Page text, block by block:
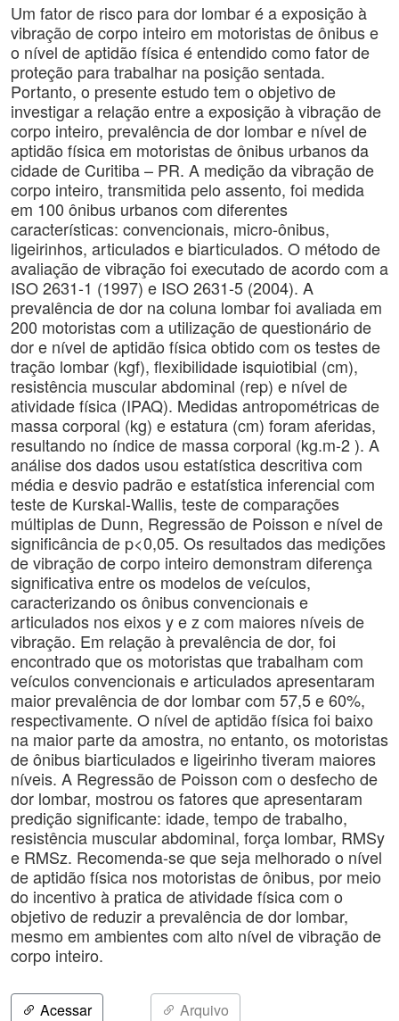
Um fator de risco para dor lombar é a exposição à
vibração de corpo inteiro em motoristas de ônibus e
o nível de aptidão física é entendido como fator de
proteção para trabalhar na posição sentada.
Portanto, o presente estudo tem o objetivo de
investigar a relação entre a exposição à vibração de
corpo inteiro, prevalência de dor lombar e nível de
aptidão física em motoristas de ônibus urbanos da
cidade de Curitiba – PR. A medição da vibração de
corpo inteiro, transmitida pelo assento, foi medida
em 100 ônibus urbanos com diferentes
características: convencionais, micro-ônibus,
ligeirinhos, articulados e biarticulados. O método de
avaliação de vibração foi executado de acordo com a
ISO 2631-1 (1997) e ISO 2631-5 (2004). A
prevalência de dor na coluna lombar foi avaliada em
200 motoristas com a utilização de questionário de
dor e nível de aptidão física obtido com os testes de
tração lombar (kgf), flexibilidade isquiotibial (cm),
resistência muscular abdominal (rep) e nível de
atividade física (IPAQ). Medidas antropométricas de
massa corporal (kg) e estatura (cm) foram aferidas,
resultando no índice de massa corporal (kg.m-2 ). A
análise dos dados usou estatística descritiva com
média e desvio padrão e estatística inferencial com
teste de Kurskal-Wallis, teste de comparações
múltiplas de Dunn, Regressão de Poisson e nível de
significância de p<0,05. Os resultados das medições
de vibração de corpo inteiro demonstram diferença
significativa entre os modelos de veículos,
caracterizando os ônibus convencionais e
articulados nos eixos y e z com maiores níveis de
vibração. Em relação à prevalência de dor, foi
encontrado que os motoristas que trabalham com
veículos convencionais e articulados apresentaram
maior prevalência de dor lombar com 57,5 e 60%,
respectivamente. O nível de aptidão física foi baixo
na maior parte da amostra, no entanto, os motoristas
de ônibus biarticulados e ligeirinho tiveram maiores
níveis. A Regressão de Poisson com o desfecho de
dor lombar, mostrou os fatores que apresentaram
predição significante: idade, tempo de trabalho,
resistência muscular abdominal, força lombar, RMSy
e RMSz. Recomenda-se que seja melhorado o nível
de aptidão física nos motoristas de ônibus, por meio
do incentivo à pratica de atividade física com o
objetivo de reduzir a prevalência de dor lombar,
mesmo em ambientes com alto nível de vibração de
corpo inteiro.
Acessar Arquivo